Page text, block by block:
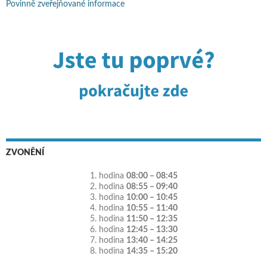
Povinně zveřejňované informace
ZVONĚNÍ
1. hodina 08:00 – 08:45
2. hodina 08:55 – 09:40
3. hodina 10:00 – 10:45
4. hodina 10:55 – 11:40
5. hodina 11:50 – 12:35
6. hodina 12:45 – 13:30
7. hodina 13:40 – 14:25
8. hodina 14:35 – 15:20